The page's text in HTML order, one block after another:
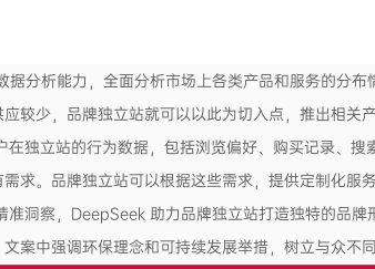
分析能力，全面分析市场上各类产品和服务的分
较少，品牌独立站就可以以此为切入点，推出相关
独立站的行为数据，包括浏览偏好、购买记录、
求。品牌独立站可以根据这些需求，提供定制化服
洞察，DeepSeek 助力品牌独立站打造独特的品
案中强调环保理念和可持续发展举措，树立与众不